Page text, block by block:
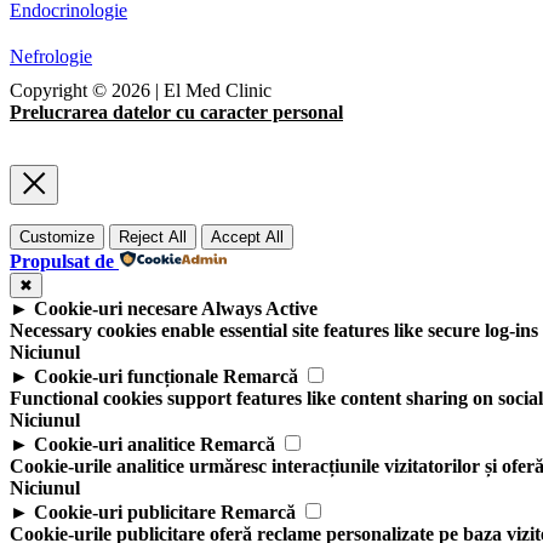
Endocrinologie
Nefrologie
Copyright © 2026 | El Med Clinic
Prelucrarea datelor cu caracter personal
Customize Reject All Accept All
Propulsat de
✖
► Cookie-uri necesare Always Active
Necessary cookies enable essential site features like secure log-
Niciunul
► Cookie-uri funcționale Remarcă
Functional cookies support features like content sharing on
Niciunul
► Cookie-uri analitice Remarcă
Cookie-urile analitice urmăresc interacțiunile vizitatorilor și
Niciunul
► Cookie-uri publicitare Remarcă
Cookie-urile publicitare oferă reclame personalizate pe baza